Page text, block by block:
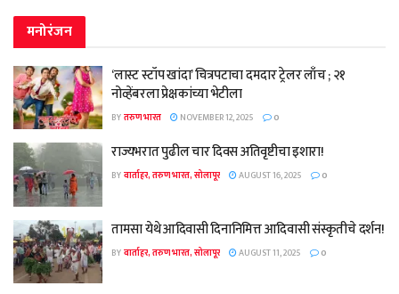
मनोरंजन
‘लास्ट स्टॉप खांदा’ चित्रपटाचा दमदार ट्रेलर लाँच ; २१
नोव्हेंबरला प्रेक्षकांच्या भेटीला
BYतरुण भारत NOVEMBER 12, 2025 0
राज्यभरात पुढील चार दिवस अतिवृष्टीचा इशारा!
BYवार्ताहर, तरुण भारत, सोलापूर AUGUST 16, 2025 0
तामसा येथे आदिवासी दिनानिमित्त आदिवासी संस्कृतीचे दर्शन!
BYवार्ताहर, तरुण भारत, सोलापूर AUGUST 11, 2025 0